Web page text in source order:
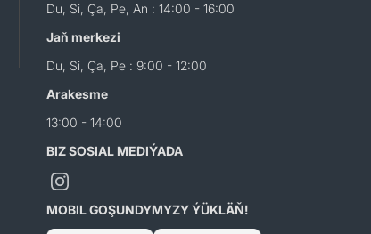
Du, Si, Ça, Pe, An : 14:00 - 16:00
Jaň merkezi
Du, Si, Ça, Pe : 9:00 - 12:00
Arakesme
13:00 - 14:00
BIZ SOSIAL MEDIÝADA
MOBIL GOŞUNDYMYZY ÝÜKLÄŇ!